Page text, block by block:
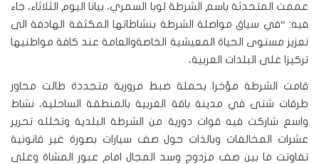
عممت المتحدثة باسم الشرطة لوبا السمري، بيانا اليوم الثلاثاء، جاء
فيه: “في سياق مواصلة الشرطة بنشاطاتها المكثفة الهادفة الى
تعزيز مستوى الحياة المعيشية الخاصةوالعامة عند كافة مواطنيها
تركيزا على البلدات العربية،
قامت الشرطة مؤخرا بحملة ضبط مرورية متجددة طالت محاور
طرقات شتى في مدينة باقة الغربية بالمنطقة الساحلية، نشاط
واسع شاركت فيه قوات دورية من الشرطة البلدية وتخلله تحرير
عشرات المخالفات وبالذات حول صف سيارات بصورة غير قانونية
تفاوتت ما بين صف مزدوج وسد المجال امام عبور المشاة وعلى